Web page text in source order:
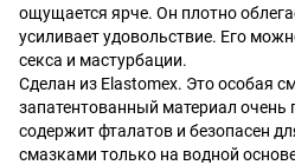
ощущается ярче. Он плотно
усиливает удовольствие. Его
секса и мастурбации.
Сделан из Elastomex. Это особая
запатентованный материал
содержит фталатов и безопасен
смазками только на водной